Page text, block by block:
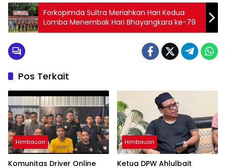
Forkopimda Sultra Meriahkan Hari Kedua
Lomba Menembak Hari Bhayangkara ke-79
Pos Terkait
Himbauan
Komunitas Driver Online
Himbauan
Ketua DPW Ahlulbait